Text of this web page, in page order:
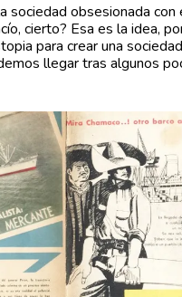
sociedad obsesionada con
cierto? Esa es la idea,
para crear una
llegar tras algunos